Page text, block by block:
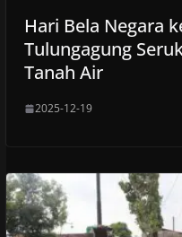
Hari Bela Negara
Tulungagung
Tanah Air
2025-12-19